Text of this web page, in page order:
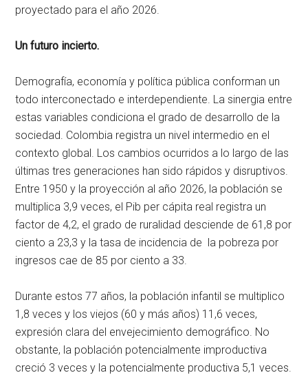
proyectado para el año 2026.
Un futuro incierto.
Demografía, economía y política pública conforman un
todo interconectado e interdependiente. La sinergia entre
estas variables condiciona el grado de desarrollo de la
sociedad. Colombia registra un nivel intermedio en el
contexto global. Los cambios ocurridos a lo largo de las
últimas tres generaciones han sido rápidos y disruptivos.
Entre 1950 y la proyección al año 2026, la población se
multiplica 3,9 veces, el Pib per cápita real registra un
factor de 4,2, el grado de ruralidad desciende de 61,8 por
ciento a 23,3 y la tasa de incidencia de la pobreza por
ingresos cae de 85 por ciento a 33.
Durante estos 77 años, la población infantil se multiplico
1,8 veces y los viejos (60 y más años) 11,6 veces,
expresión clara del envejecimiento demográfico. No
obstante, la población potencialmente improductiva
creció 3 veces y la potencialmente productiva 5,1 veces.